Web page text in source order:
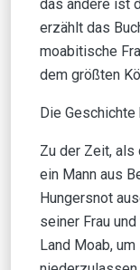
das andere ist
erzählt das
moabitische
dem größten
Die
Zu der Zeit, als
ein Mann aus
Hungersnot
seiner Frau
Land Moab,